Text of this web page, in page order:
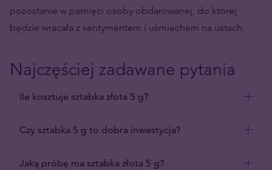
pozostanie w pamięci osoby obdarowanej, do której
będzie wracała z sentymentem i uśmiechem na ustach.
Najczęściej zadawane pytania
Ile kosztuje sztabka złota 5 g?
Czy sztabka 5 g to dobra inwestycja?
Jaką próbę ma sztabka złota 5 g?